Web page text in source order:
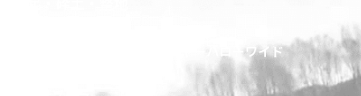
パスチャーハロー・パスチャーハローワイド